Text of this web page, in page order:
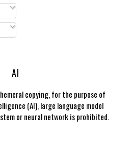
AI
copying, for the purpose of
(AI), large language model
or neural network is prohibited.